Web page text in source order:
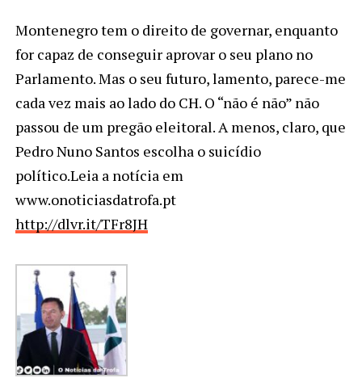
Montenegro tem o direito de governar, enquanto
for capaz de conseguir aprovar o seu plano no
Parlamento. Mas o seu futuro, lamento, parece-me
cada vez mais ao lado do CH. O “não é não” não
passou de um pregão eleitoral. A menos, claro, que
Pedro Nuno Santos escolha o suicídio
político.Leia a notícia em
www.onoticiasdatrofa.pt
http://dlvr.it/TFr8JH